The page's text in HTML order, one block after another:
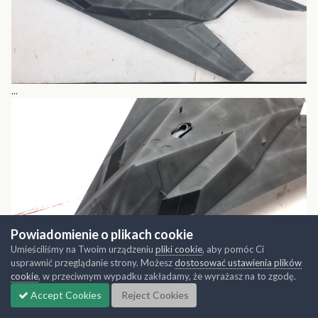
...
Powiadomienie o plikach cookie
Umieściliśmy na Twoim urządzeniu pliki cookie, aby pomóc Ci
usprawnić przeglądanie strony. Możeszdostosować ustawienia plików
cookie, w przeciwnym wypadku zakładamy, że wyrażasz na to zgodę.
Accept Cookies Reject Cookies